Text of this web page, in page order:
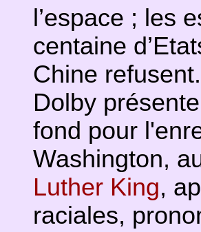
l’espace ; les
centaine
Chine
Dolby
fond pour
Washington,
Luther King,
raciales,